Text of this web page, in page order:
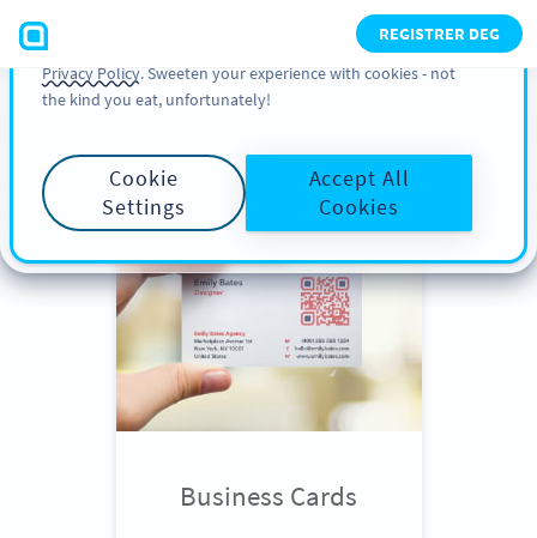
REGISTRER DEG
Scroll down
to see QR Code use
cases
Business Cards
You can also find more information about cookies, our
analytic activities and your rights in our
Cookie Policyand
Privacy Policy. Sweeten your experience with cookies - not
the kind you eat, unfortunately!
Cookie
Settings
Accept All
Cookies